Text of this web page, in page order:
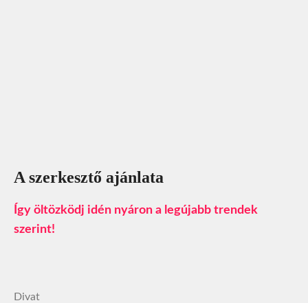
A szerkesztő ajánlata
Így öltözködj idén nyáron a legújabb trendek
szerint!
Divat